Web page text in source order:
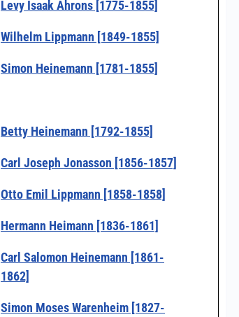
Levy Isaak Ahrons [1775-1855]
Wilhelm Lippmann [1849-1855]
Simon Heinemann [1781-1855]
Betty Heinemann [1792-1855]
Carl Joseph Jonasson [1856-1857]
Otto Emil Lippmann [1858-1858]
Hermann Heimann [1836-1861]
Carl Salomon Heinemann [1861-
1862]
Simon Moses Warenheim [1827-